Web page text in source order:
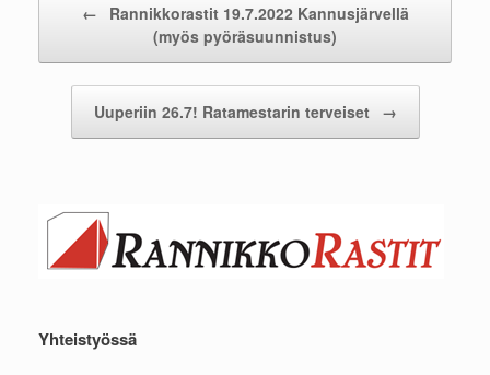
←
Rannikkorastit 19.7.2022 Kannusjärvellä
(myös pyöräsuunnistus)
Uuperiin 26.7! Ratamestarin terveiset →
Yhteistyössä